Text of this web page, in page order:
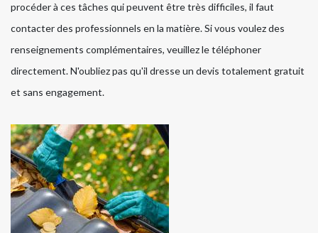
procéder à ces tâches qui peuvent être très difficiles, il faut
contacter des professionnels en la matière. Si vous voulez des
renseignements complémentaires, veuillez le téléphoner
directement. N'oubliez pas qu'il dresse un devis totalement gratuit
et sans engagement.